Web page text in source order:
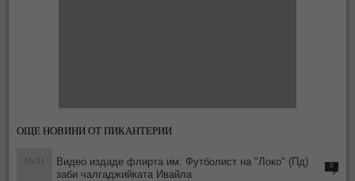
ОЩЕ НОВИНИ ОТ ПИКАНТЕРИИ
16:41
Видео издаде флирта им: Футболист на "Локо" (Пд)
заби чалгаджийката Ивайла
0